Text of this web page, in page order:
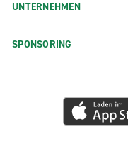
UNTERNEHMEN
SPONSORING